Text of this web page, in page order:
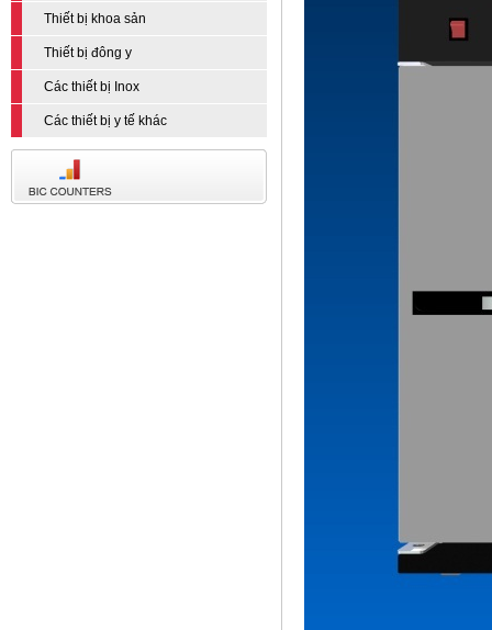
Thiết bị khoa sản
Thiết bị đông y
Các thiết bị Inox
Các thiết bị y tế khác